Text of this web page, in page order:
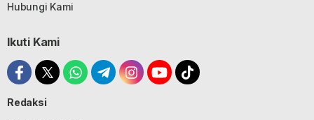
Hubungi Kami
Ikuti Kami
Redaksi